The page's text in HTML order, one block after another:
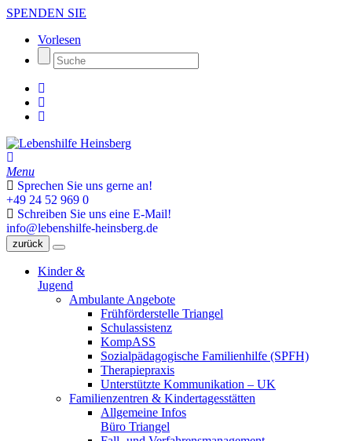
SPENDEN SIE
Vorlesen
Menu
Sprechen Sie uns gerne an!
+49 24 52 969 0
Schreiben Sie uns eine E-Mail!
info@lebenshilfe-heinsberg.de
zurück
Kinder &
Jugend
Ambulante Angebote
Frühförderstelle Triangel
Schulassistenz
KompASS
Sozialpädagogische Familienhilfe (SPFH)
Therapiepraxis
Unterstützte Kommunikation – UK
Familienzentren & Kindertagesstätten
Allgemeine Infos
Büro Triangel